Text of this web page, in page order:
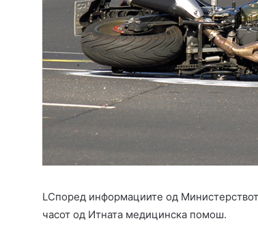
LСпоред информациите од
часот од Итната медицинска помош.